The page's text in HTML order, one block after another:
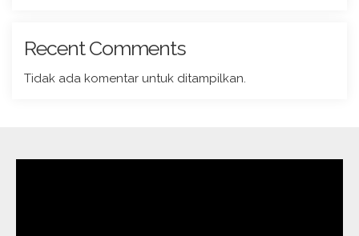
Recent Comments
Tidak ada komentar untuk ditampilkan.